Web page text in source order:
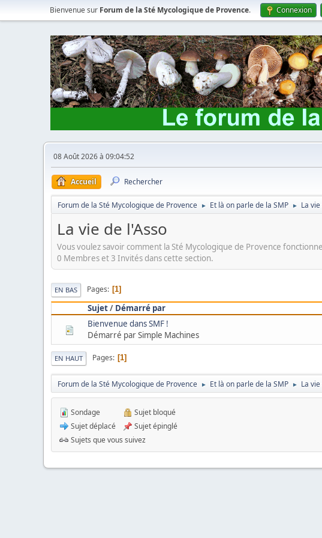
Bienvenue sur Forum de la Sté Mycologique de Provence. Connexion
08 Août 2026 à 09:04:52
Accueil Rechercher
Forum de la Sté Mycologique de Provence ► Et là on parle de la SMP ► La
La vie de l'Asso
Vous voulez savoir comment la Sté Mycologique de Provence
0 Membres et 3 Invités dans cette section.
EN BAS Pages 1
Sujet/ Démarré par
Bienvenue dans SMF !
Démarré par Simple Machines
EN HAUT Pages 1
Forum de la Sté Mycologique de Provence ► Et là on parle de la SMP ► La
Sondage
Sujet déplacé
Sujet bloqué
Sujet épinglé
Sujets que vous suivez